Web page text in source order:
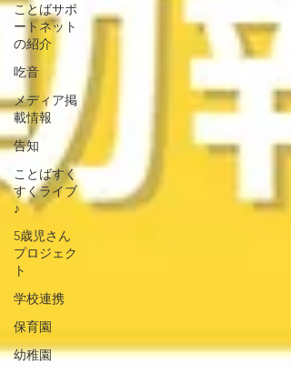
ことばサポ
ートネット
の紹介
吃音
メディア掲
載情報
告知
ことばすく
すくライブ
♪
5歳児さん
プロジェク
ト
学校連携
保育園
幼稚園